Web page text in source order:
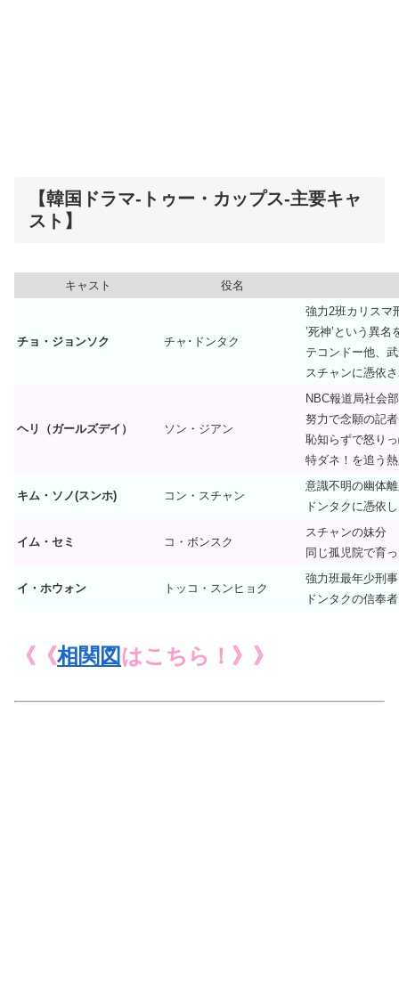
【韓国ドラマ-トゥー・カップス-主要キャ
スト】
キャスト 役名
チョ・ジョンソク チャ･ドンタク
強力2班カリスマ
’死神’という異名
テコンドー他、
スチャンに憑依
ヘリ（ガールズデイ） ソン・ジアン
NBC報道局社会部
努力で念願の記
恥知らずで怒り
特ダネ！を追う
キム・ソノ(スンホ) コン・スチャン
意識不明の幽体
ドンタクに憑依
イム・セミ コ・ボンスク
スチャンの妹分
同じ孤児院で育
イ・ホウォン トッコ・スンヒョク
強力班最年少刑事
ドンタクの信奉者
《《相関図はこちら！》》